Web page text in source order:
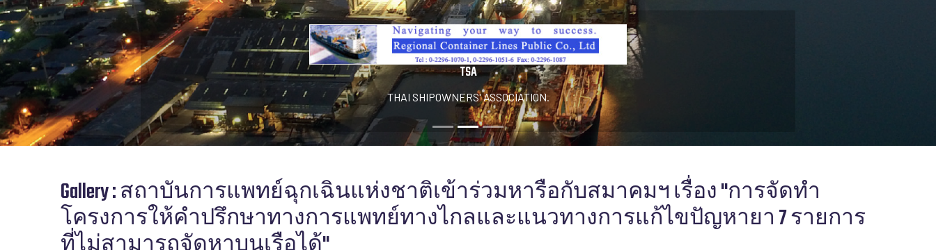
TSA
THAI SHIPOWNERS' ASSOCIATION.
Gallery : สถาบันการแพทย์ฉุกเฉินแห่งชาติเข้าร่วมหารือกับสมาคมฯ เรื่อง "การจัดทำ
โครงการให้คำปรึกษาทางการแพทย์ทางไกลและแนวทางการแก้ไขปัญหายา 7 รายการ